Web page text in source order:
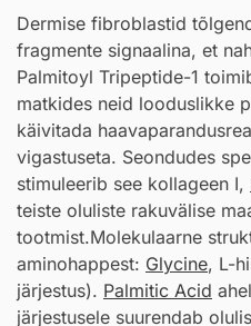
Dermise fibroblastid
fragmente signaalina, et
Palmitoyl Tripeptide-1
matkides neid looduslikke
käivitada
vigastuseta. Seondudes
stimuleerib see kollageen I,
teiste oluliste rakuvälise
tootmist.Molekulaarne
aminohappest: Glycine, L-
järjestus). Palmitic Acid
järjestusele suurendab